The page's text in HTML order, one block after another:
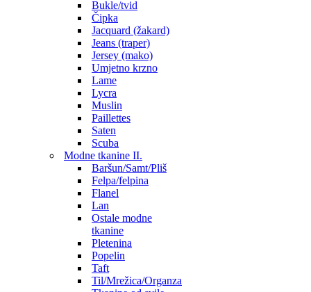
Bukle/tvid
Čipka
Jacquard (žakard)
Jeans (traper)
Jersey (mako)
Umjetno krzno
Lame
Lycra
Muslin
Paillettes
Saten
Scuba
Modne tkanine II.
Baršun/Samt/Pliš
Felpa/felpina
Flanel
Lan
Ostale modne
tkanine
Pletenina
Popelin
Taft
Til/Mrežica/Organza